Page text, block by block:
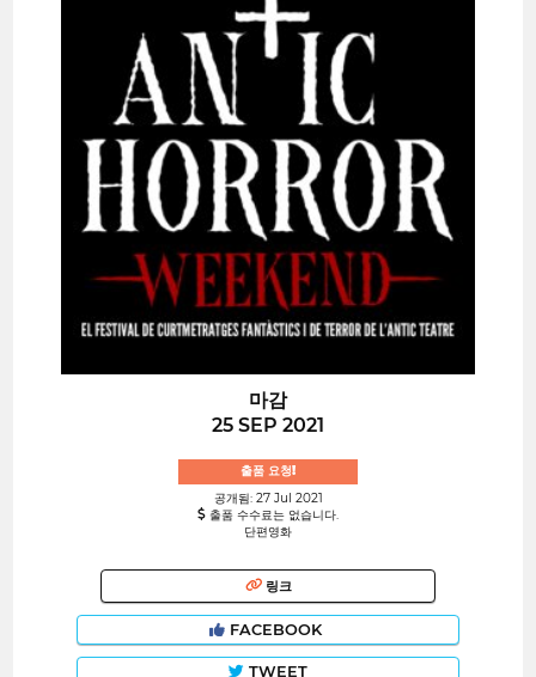
마감
25 SEP 2021
출품 요청!
공개됨: 27 Jul 2021
출품 수수료는 없습니다.
단편영화
링크
FACEBOOK
TWEET